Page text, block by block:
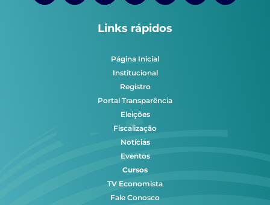
Links rápidos
Página Inicial
Institucional
Registro
Portal Transparência
Eleições
Fiscalização
Notícias
Eventos
Cursos
TV Economista
Fale Conosco